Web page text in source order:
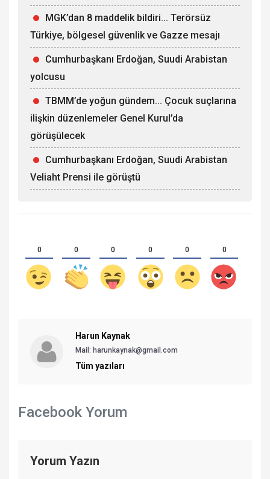
MGK’dan 8 maddelik bildiri... Terörsüz
Türkiye, bölgesel güvenlik ve Gazze mesajı
Cumhurbaşkanı Erdoğan, Suudi Arabistan
yolcusu
TBMM’de yoğun gündem... Çocuk suçlarına
ilişkin düzenlemeler Genel Kurul’da
görüşülecek
Cumhurbaşkanı Erdoğan, Suudi Arabistan
Veliaht Prensi ile görüştü
0 0 0 0 0 0
Harun Kaynak
Mail: harunkaynak@gmail.com
Tüm yazıları
Facebook Yorum
Yorum Yazın